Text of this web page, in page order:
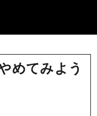
めてみよう